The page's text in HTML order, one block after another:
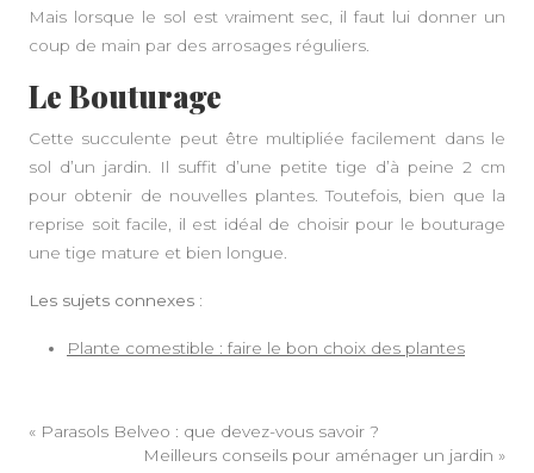
Mais lorsque le sol est vraiment sec, il faut lui donner un
coup de main par des arrosages réguliers.
Le Bouturage
Cette succulente peut être multipliée facilement dans le
sol d’un jardin. Il suffit d’une petite tige d’à peine 2 cm
pour obtenir de nouvelles plantes. Toutefois, bien que la
reprise soit facile, il est idéal de choisir pour le bouturage
une tige mature et bien longue.
Les sujets connexes :
Plante comestible : faire le bon choix des plantes
« Parasols Belveo : que devez-vous savoir ?
Meilleurs conseils pour aménager un jardin »